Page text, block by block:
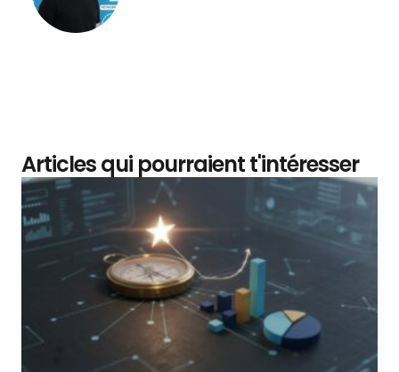
Articles qui pourraient t'intéresser